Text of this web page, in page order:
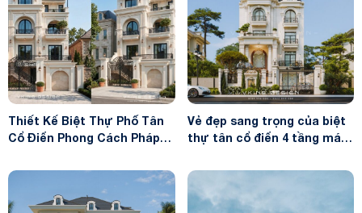
Thiết Kế Biệt Thự Phố Tân
Cổ Điển Phong Cách Pháp
Vẻ đẹp sang trọng của biệt
thự tân cổ điển 4 tầng mái